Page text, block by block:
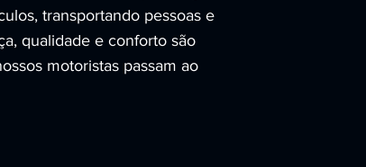
transportando pessoas e
qualidade e conforto são
motoristas passam ao